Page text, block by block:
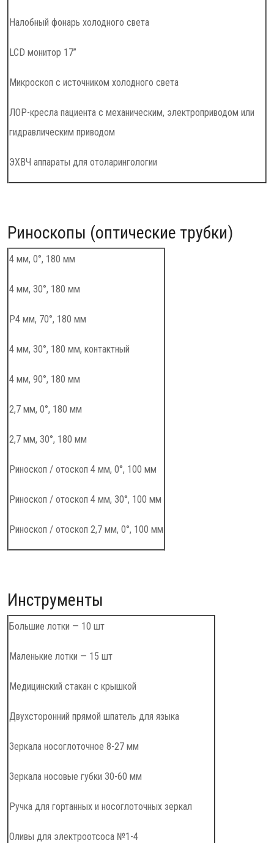
Налобный фонарь холодного света
LCD монитор 17”
Микроскоп с источником холодного света
ЛОР-кресла пациента с механическим, электроприводом или
гидравлическим приводом
ЭХВЧ аппараты для отоларингологии
Риноскопы (оптические трубки)
4 мм, 0°, 180 мм
4 мм, 30°, 180 мм
Р4 мм, 70°, 180 мм
4 мм, 30°, 180 мм, контактный
4 мм, 90°, 180 мм
2,7 мм, 0°, 180 мм
2,7 мм, 30°, 180 мм
Риноскоп / отоскоп 4 мм, 0°, 100 мм
Риноскоп / отоскоп 4 мм, 30°, 100 мм
Риноскоп / отоскоп 2,7 мм, 0°, 100 мм
Инструменты
Большие лотки — 10 шт
Маленькие лотки — 15 шт
Медицинский стакан с крышкой
Двухсторонний прямой шпатель для языка
Зеркала носоглоточное 8-27 мм
Зеркала носовые губки 30-60 мм
Ручка для гортанных и носоглоточных зеркал
Оливы для электроотсоса №1-4